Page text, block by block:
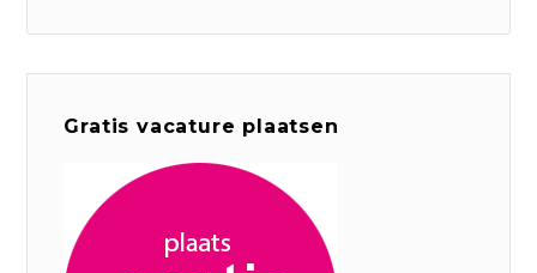
Gratis vacature plaatsen